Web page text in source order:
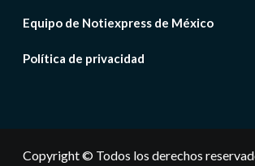
Equipo de Notiexpress de México
Política de privacidad
Copyright © Todos los derechos